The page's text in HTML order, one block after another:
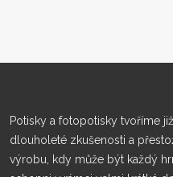
Potisky a fotopotisky tvoříme
dlouholeté zkušenosti a
výrobu, kdy může být každý